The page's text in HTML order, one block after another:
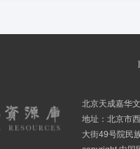
北京天成嘉华
地址：北京市
大街49号院民